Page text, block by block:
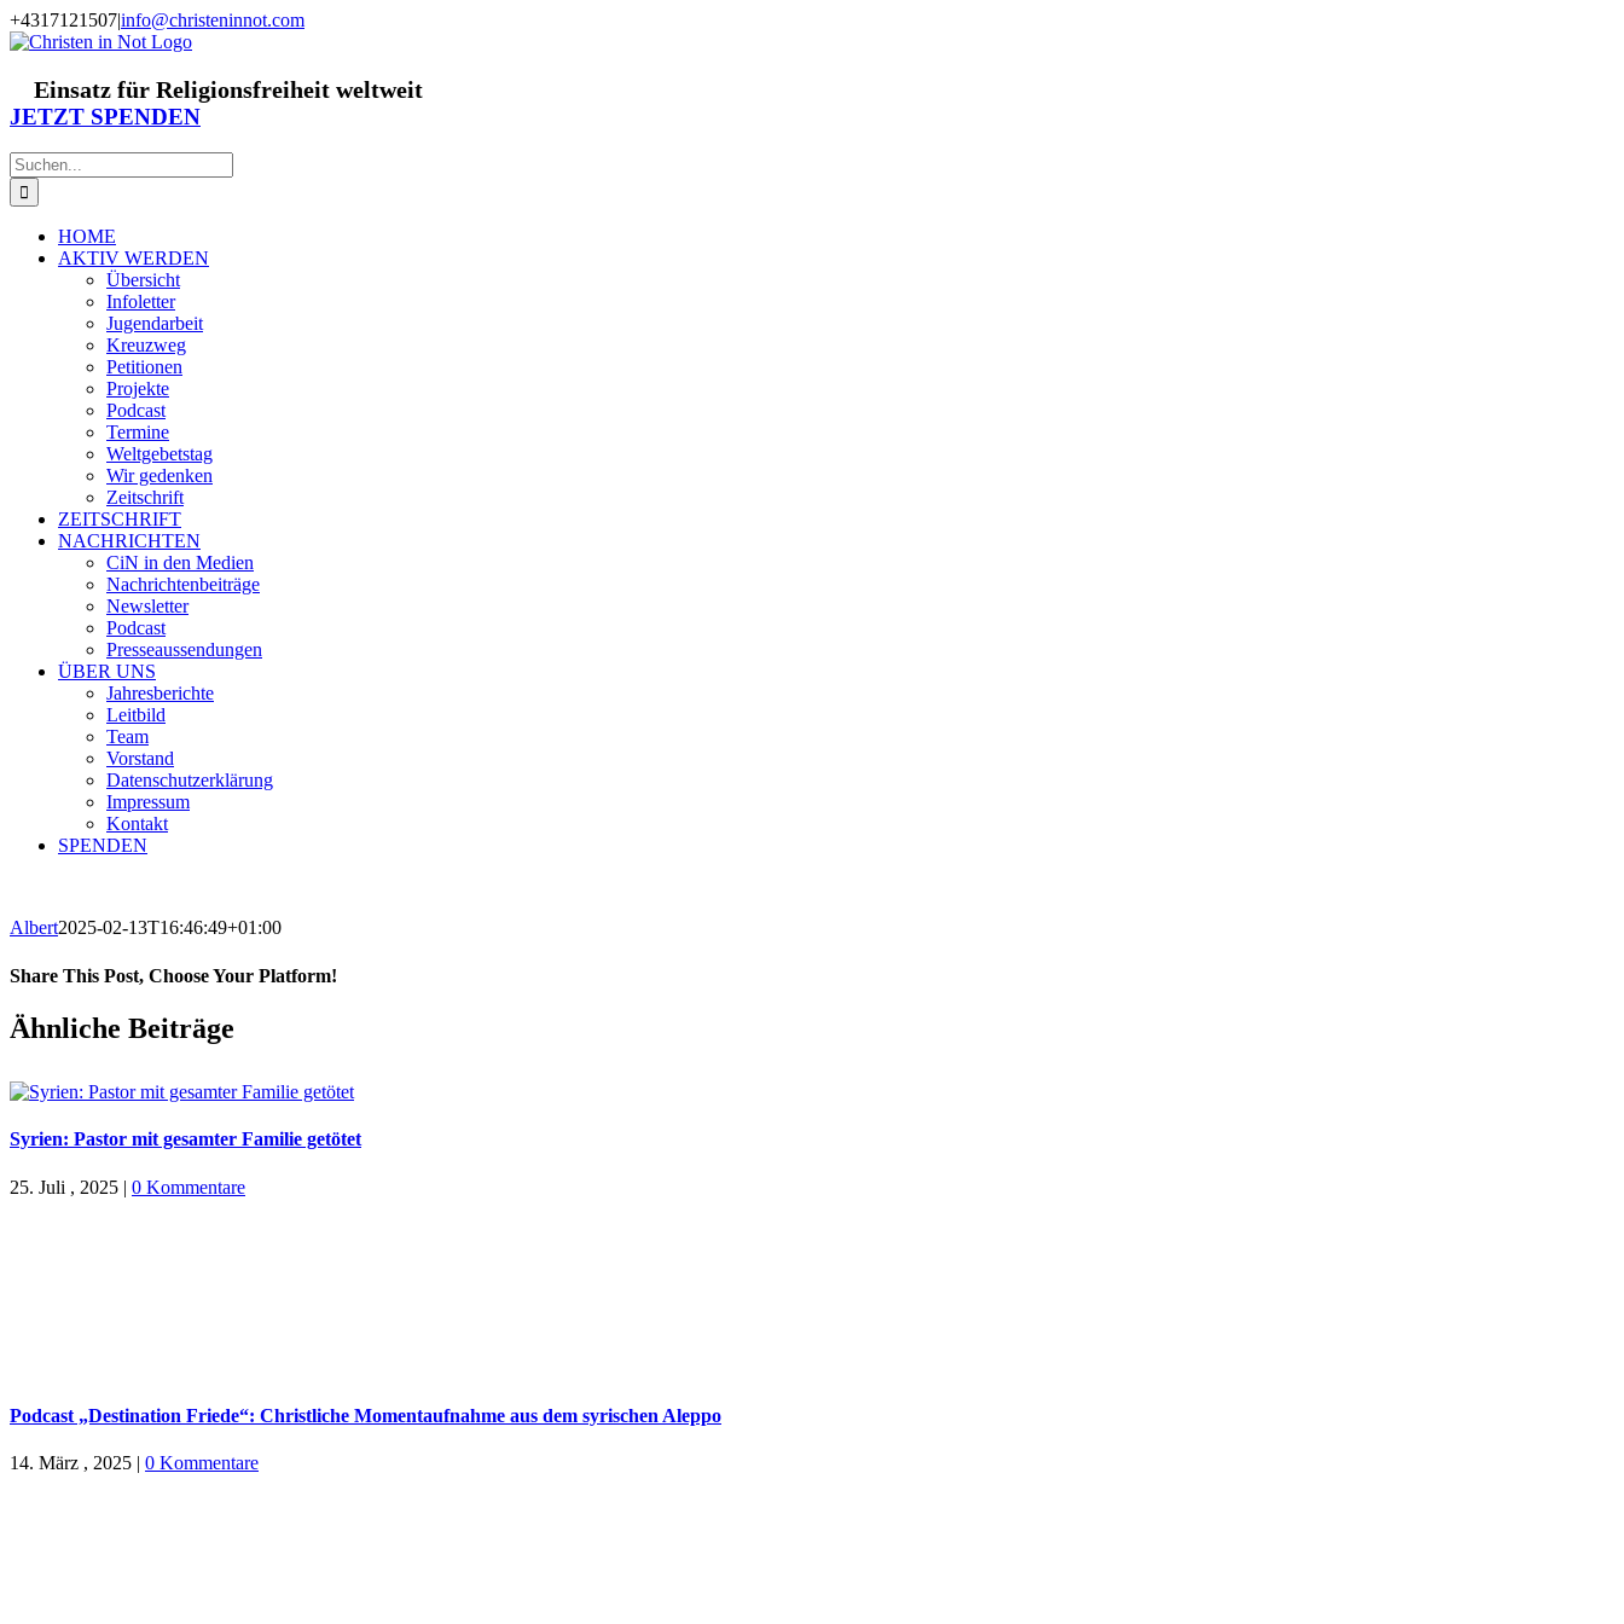
Zum
Inhalt
+4317121507|info@christeninnot.com
Facebook
Instagram
X
Spenden
Newsletter
Einsatz für Religionsfreiheit weltweit
JETZT SPENDEN
Suche
nach:
HOME
AKTIV WERDEN
Übersicht
Infoletter
Jugendarbeit
Kreuzweg
Petitionen
Projekte
Podcast
Termine
Weltgebetstag
Wir gedenken
Zeitschrift
ZEITSCHRIFT
NACHRICHTEN
CiN in den Medien
Nachrichtenbeiträge
Newsletter
Podcast
Presseaussendungen
ÜBER UNS
Jahresberichte
Leitbild
Team
Vorstand
Datenschutzerklärung
Impressum
Kontakt
SPENDEN
Albert2025-02-13T16:46:49+01:00
Share This Post, Choose Your Platform!
Facebook
X
WhatsApp
Pinterest
E-
Mail
Ähnliche Beiträge
Syrien: Pastor mit gesamter Familie getötet
25. Juli , 2025 | 0 Kommentare
Podcast „Destination Friede“: Christliche Momentaufnahme aus dem syrischen Aleppo
14. März , 2025 | 0 Kommentare